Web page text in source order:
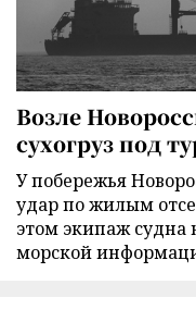
Возле
сухогруз под
У побережья
удар по жилым
этом экипаж судна
морской